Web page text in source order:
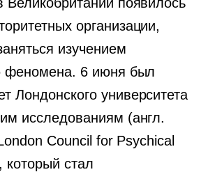
организации,
изучением
феномена. 6 июня был
Лондонского университета
исследованиям (англ.
Council for Psychical
который стал